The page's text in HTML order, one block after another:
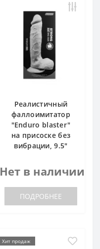
Реалистичный
фаллоимитатор
"Enduro blaster"
на присоске без
вибрации, 9.5"
Нет в наличии
ПОДРОБНЕЕ
Хит продаж